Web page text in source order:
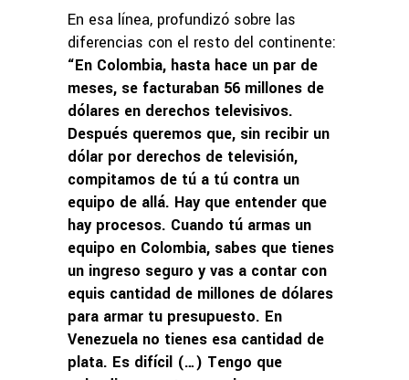
En esa línea, profundizó sobre las
diferencias con el resto del continente:
“En Colombia, hasta hace un par de
meses, se facturaban 56 millones de
dólares en derechos televisivos.
Después queremos que, sin recibir un
dólar por derechos de televisión,
compitamos de tú a tú contra un
equipo de allá. Hay que entender que
hay procesos. Cuando tú armas un
equipo en Colombia, sabes que tienes
un ingreso seguro y vas a contar con
equis cantidad de millones de dólares
para armar tu presupuesto. En
Venezuela no tienes esa cantidad de
plata. Es difícil (…) Tengo que